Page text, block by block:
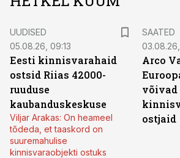
UUDISED
05.08.26, 09:13
Eesti kinnisvarahaid
ostsid Riias 42000-
ruuduse
kaubanduskeskuse
Viljar Arakas: On heameel
tõdeda, et taaskord on
suuremahulise
kinnisvaraobjekti ostuks
SAATED
03.08.26,
Arco
võivad
ostjaid